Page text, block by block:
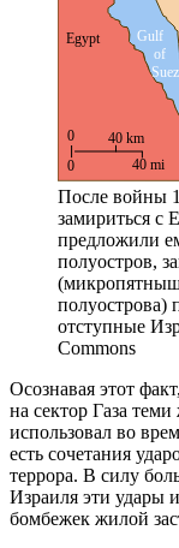
После войны
замириться с
предложили
полуостров,
полуострова)
отступные
Commons
Осознавая этот
на сектор Газа
использовал во
есть сочетания
террора. В силу
Израиля эти удары
бомбежек жилой